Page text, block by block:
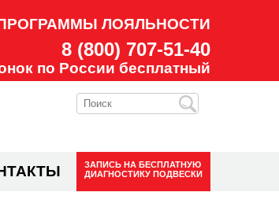
ЛОЯЛЬНОСТИ
8 (800) 707-51-40
по России бесплатный
ЗАПИСЬ НА БЕСПЛАТНУЮ
ДИАГНОСТИКУ ПОДВЕСКИ